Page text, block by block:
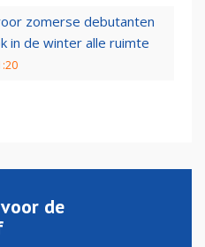
zomerse debutanten
in de winter alle ruimte
de